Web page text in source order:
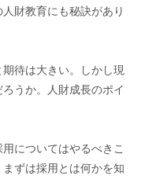
財教育にも秘訣があり
待は大きい。しかし現
うか。人財成長のポイ
についてはやるべきこ
ずは採用とは何かを知